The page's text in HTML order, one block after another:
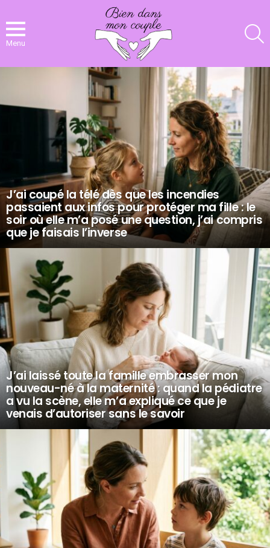
Menu
J’ai coupé la télé dès que les incendies
passaient aux infos pour protéger ma fille : le
soir où elle m’a posé une question, j’ai compris
que je faisais l’inverse
J’ai laissé toute la famille embrasser mon
nouveau-né à la maternité : quand la pédiatre
a vu la scène, elle m’a expliqué ce que je
venais d’autoriser sans le savoir